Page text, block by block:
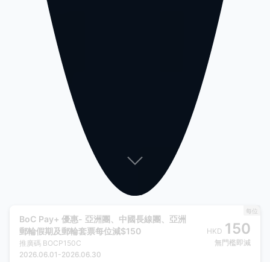
BoC Pay+ 優惠- 亞洲團、中國長線團、亞洲
郵輪假期及郵輪套票每位減$150
推廣碼 BOCP150C
2026.06.01 -2026.06.30
HKD 150
無門檻即減
每位